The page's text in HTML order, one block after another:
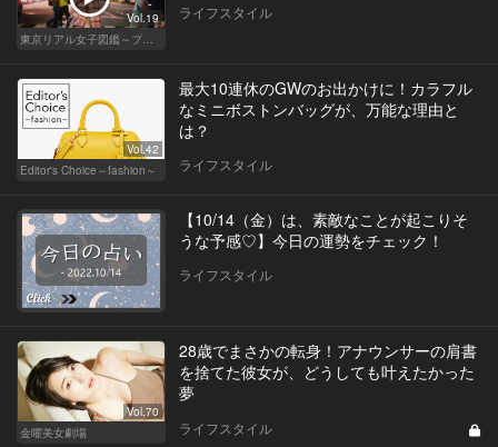
Vol.19
東京リアル女子図鑑～プロローグ編～
ライフスタイル
Vol.42
Editor's Choice～fashion～
最大10連休のGWのお出かけに！カラフル
なミニボストンバッグが、万能な理由と
は？
ライフスタイル
【10/14（金）は、素敵なことが起こりそ
うな予感♡】今日の運勢をチェック！
ライフスタイル
Vol.70
金曜美女劇場
28歳でまさかの転身！アナウンサーの肩書
を捨てた彼女が、どうしても叶えたかった
夢
ライフスタイル